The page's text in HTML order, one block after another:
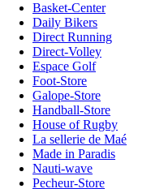
Basket-Center
Daily Bikers
Direct Running
Direct-Volley
Espace Golf
Foot-Store
Galope-Store
Handball-Store
House of Rugby
La sellerie de Maé
Made in Paradis
Nauti-wave
Pecheur-Store